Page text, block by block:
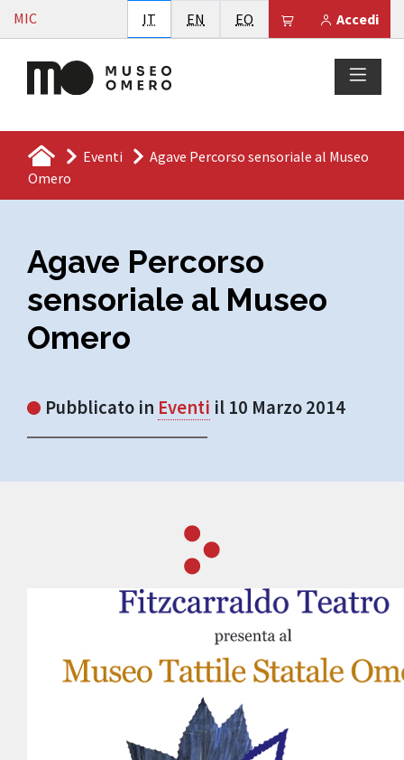
Vai al contenuto
MIC Accedi
Il tuo carrello è
IT Italiano
EN English
EO Esperanto
Eventi
Agave Percorso sensoriale al Museo
Omero
Agave Percorso
sensoriale al Museo
Omero
Pubblicato in Eventi il 10 Marzo 2014